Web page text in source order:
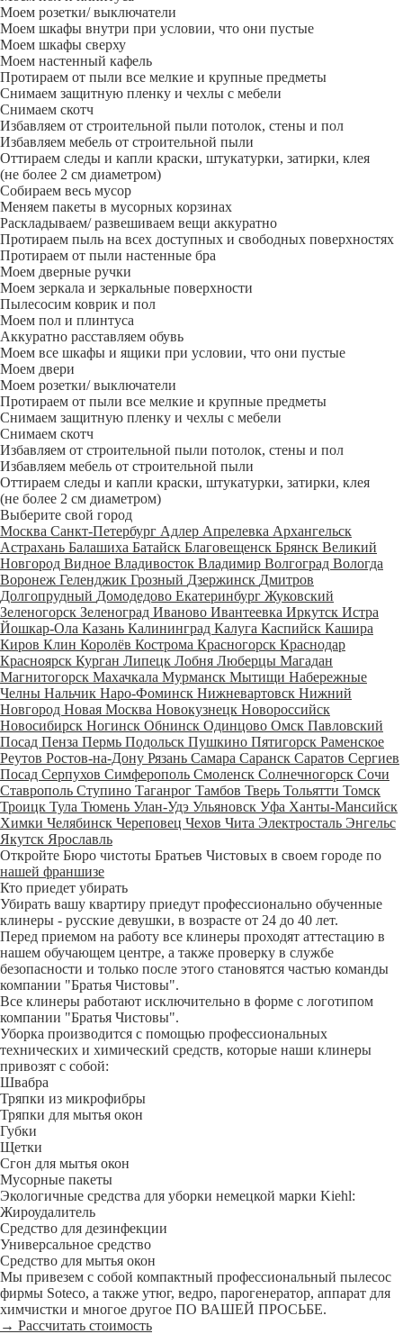
Моем розетки/ выключатели
Моем шкафы внутри при условии, что они пустые
Моем шкафы сверху
Моем настенный кафель
Протираем от пыли все мелкие и крупные предметы
Снимаем защитную пленку и чехлы с мебели
Снимаем скотч
Избавляем от строительной пыли потолок, стены и пол
Избавляем мебель от строительной пыли
Оттираем следы и капли краски, штукатурки, затирки, клея
(не более 2 см диаметром)
Собираем весь мусор
Меняем пакеты в мусорных корзинах
Раскладываем/ развешиваем вещи аккуратно
Протираем пыль на всех доступных и свободных поверхностях
Протираем от пыли настенные бра
Моем дверные ручки
Моем зеркала и зеркальные поверхности
Пылесосим коврик и пол
Моем пол и плинтуса
Аккуратно расставляем обувь
Моем все шкафы и ящики при условии, что они пустые
Моем двери
Моем розетки/ выключатели
Протираем от пыли все мелкие и крупные предметы
Снимаем защитную пленку и чехлы с мебели
Снимаем скотч
Избавляем от строительной пыли потолок, стены и пол
Избавляем мебель от строительной пыли
Оттираем следы и капли краски, штукатурки, затирки, клея
(не более 2 см диаметром)
Выберите свой город
Москва Санкт-Петербург Адлер Апрелевка Архангельск
Астрахань Балашиха Батайск Благовещенск Брянск Великий
Новгород Видное Владивосток Владимир Волгоград Вологда
Воронеж Геленджик Грозный Дзержинск Дмитров
Долгопрудный Домодедово Екатеринбург Жуковский
Зеленогорск Зеленоград Иваново Ивантеевка Иркутск Истра
Йошкар-Ола Казань Калининград Калуга Каспийск Кашира
Киров Клин Королёв Кострома Красногорск Краснодар
Красноярск Курган Липецк Лобня Люберцы Магадан
Магнитогорск Махачкала Мурманск Мытищи Набережные
Челны Нальчик Наро-Фоминск Нижневартовск Нижний
Новгород Новая Москва Новокузнецк Новороссийск
Новосибирск Ногинск Обнинск Одинцово Омск Павловский
Посад Пенза Пермь Подольск Пушкино Пятигорск Раменское
Реутов Ростов-на-Дону Рязань Самара Саранск Саратов Сергиев
Посад Серпухов Симферополь Смоленск Солнечногорск Сочи
Ставрополь Ступино Таганрог Тамбов Тверь Тольятти Томск
Троицк Тула Тюмень Улан-Удэ Ульяновск Уфа Ханты-Мансийск
Химки Челябинск Череповец Чехов Чита Электросталь Энгельс
Якутск Ярославль
Откройте Бюро чистоты Братьев Чистовых в своем городе по
нашей франшизе
Кто приедет убирать
Убирать вашу квартиру приедут профессионально обученные
клинеры - русские девушки, в возрасте от 24 до 40 лет.
Перед приемом на работу все клинеры проходят аттестацию в
нашем обучающем центре, а также проверку в службе
безопасности и только после этого становятся частью команды
компании "Братья Чистовы".
Все клинеры работают исключительно в форме с логотипом
компании "Братья Чистовы".
Уборка производится с помощью профессиональных
технических и химический средств, которые наши клинеры
привозят с собой:
Швабра
Тряпки из микрофибры
Тряпки для мытья окон
Губки
Щетки
Сгон для мытья окон
Мусорные пакеты
Экологичные средства для уборки немецкой марки Kiehl:
Жироудалитель
Средство для дезинфекции
Универсальное средство
Средство для мытья окон
Мы привезем с собой компактный профессиональный пылесос
фирмы Soteco, а также утюг, ведро, парогенератор, аппарат для
химчистки и многое другое ПО ВАШЕЙ ПРОСЬБЕ.
→ Рассчитать стоимость